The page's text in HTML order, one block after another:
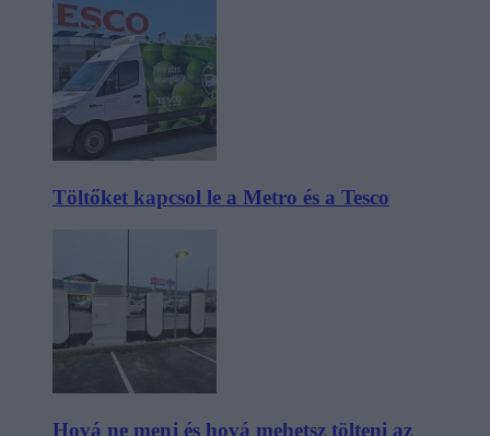
Töltőket kapcsol le a Metro és a Tesco
Hová ne menj és hová mehetsz tölteni az